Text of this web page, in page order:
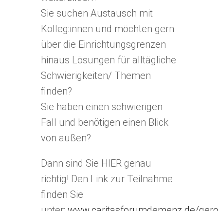
Sie suchen Austausch mit
Kolleg:innen und möchten gern
über die Einrichtungsgrenzen
hinaus Lösungen für alltägliche
Schwierigkeiten/ Themen
finden?
Sie haben einen schwierigen
Fall und benötigen einen Blick
von außen?
Dann sind Sie HIER genau
richtig! Den Link zur Teilnahme
finden Sie